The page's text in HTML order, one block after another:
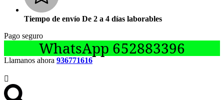
Tiempo de envío De 2 a 4 días laborables
Pago seguro
WhatsApp 652883396
Llamanos ahora 936771616
